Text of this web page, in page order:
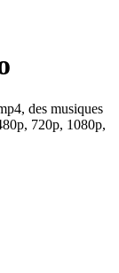
des musiques
720p, 1080p,